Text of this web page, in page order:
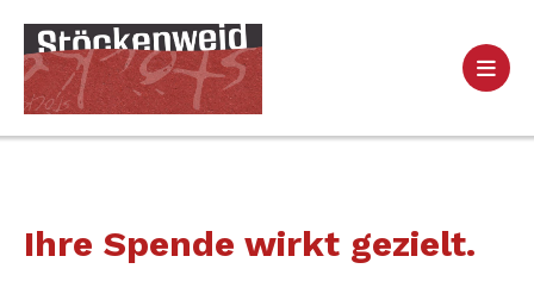
Ihre Spende wirkt gezielt.